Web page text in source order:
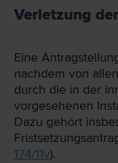
Verletzung
Eine
nachdem von
durch die in der
vorgesehenen
Dazu gehört
174/11v).